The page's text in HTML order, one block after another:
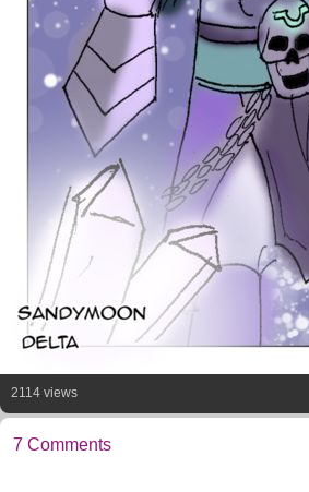
2114 views
7 Comments